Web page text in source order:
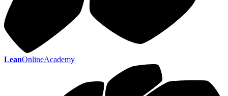
LeanOnlineAcademy